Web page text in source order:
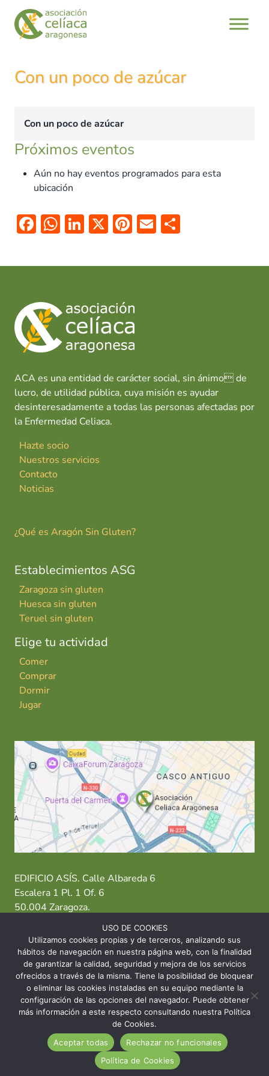
Saltar
contenido
Con un poco de azúcar
Con un poco de azúcar
Próximos eventos
Aún no hay eventos programados para esta
ubicación
F
e
o
o
k
W
at
A
p
p
Li
k
dI
n
X Pi
er
t
E
ai m
ACA es una entidad de carácter social, sin ánimo de
lucro, de utilidad pública, cuya misión es ayudar
desinteresadamente a todas las personas afectadas por
la Enfermedad Celiaca.
Hazte socio
Nuestros servicios
Contacto
Noticias
¿Qué es Aragón Sin Gluten?
Establecimientos ASG
Zaragoza sin gluten
Huesca sin gluten
Teruel sin gluten
Elige tu actividad
Comer
Comprar
Dormir
Jugar
EDIFICIO ASÍS. Calle Albareda 6
Escalera 1 Pl. 1 Of. 6
50.004 Zaragoza.
T: 976 484 949 M: 635 638 563
Sede Zaragoza·Sede Huesca· Sede Teruel
© 2026 Asociación Celíaca Aragonesa
INICIO CONTACTO
AVISO LEGAL
POLÍTICA DE COOKIES
POLÍTICA DE PRIVACIDAD
USO DE COOKIES
Utilizamos cookies propias y de terceros, analizando sus
hábitos de navegación en nuestra página web, con la finalidad
de garantizar la calidad, seguridad y mejora de los servicios
ofrecidos a través de la misma. Tiene la posibilidad de bloquear
o eliminar las cookies instaladas en su equipo mediante la
configuración de las opciones del navegador. Puede obtener
más información a este respecto consultando nuestra Política
de Cookies.
Aceptar todas
Rechazar no funcionales
Política de Cookies